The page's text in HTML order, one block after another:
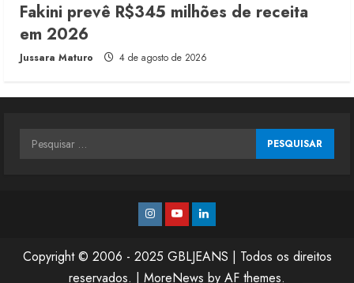
Fakini prevê R$345 milhões de receita
em 2026
Jussara Maturo 4 de agosto de 2026
Pesquisar
Instagram
YoutubeLinkedin
Copyright © 2006 - 2025 GBLJEANS | Todos os direitos
reservados. | MoreNews by AF themes.